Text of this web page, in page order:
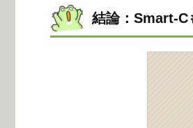
結論：Smart-C